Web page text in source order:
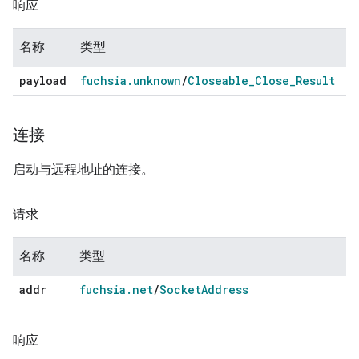
响应
名称 类型
payload fuchsia . unknown/Closeable Close Result
连接
启动与远程地址的连接。
请求
名称 类型
addr fuchsia . net/SocketAddress
响应